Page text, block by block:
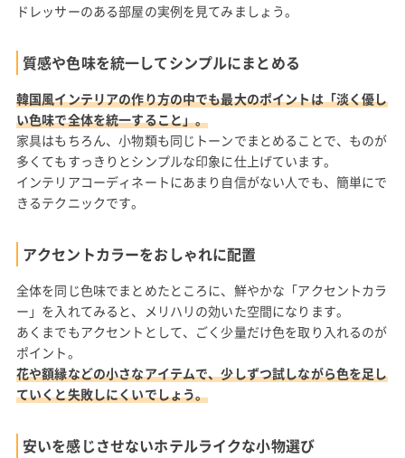
ドレッサーのある部屋の実例を見てみましょう。
質感や色味を統一してシンプルにまとめる
韓国風インテリアの作り方の中でも最大のポイントは「淡く優し
い色味で全体を統一すること」。
家具はもちろん、小物類も同じトーンでまとめることで、ものが
多くてもすっきりとシンプルな印象に仕上げています。
インテリアコーディネートにあまり自信がない人でも、簡単にで
きるテクニックです。
アクセントカラーをおしゃれに配置
全体を同じ色味でまとめたところに、鮮やかな「アクセントカラ
ー」を入れてみると、メリハリの効いた空間になります。
あくまでもアクセントとして、ごく少量だけ色を取り入れるのが
ポイント。
花や額縁などの小さなアイテムで、少しずつ試しながら色を足し
ていくと失敗しにくいでしょう。
安いを感じさせないホテルライクな小物選び